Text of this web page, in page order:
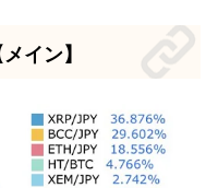
イン】